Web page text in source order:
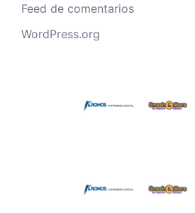
Feed de comentarios
WordPress.org